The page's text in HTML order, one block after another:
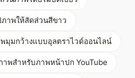
าพให้สัดส่วนสีขาว
มุมกว้างแบบอุลตราไวด์ออนไลน์
พสำหรับภาพหน้าปก YouTube